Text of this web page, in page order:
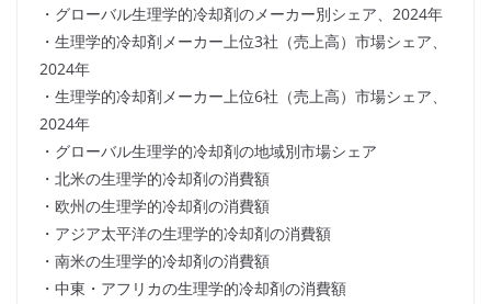
・グローバル生理学的冷却剤のメーカー別シェア、2024年
・生理学的冷却剤メーカー上位3社（売上高）市場シェア、
2024年
・生理学的冷却剤メーカー上位6社（売上高）市場シェア、
2024年
・グローバル生理学的冷却剤の地域別市場シェア
・北米の生理学的冷却剤の消費額
・欧州の生理学的冷却剤の消費額
・アジア太平洋の生理学的冷却剤の消費額
・南米の生理学的冷却剤の消費額
・中東・アフリカの生理学的冷却剤の消費額